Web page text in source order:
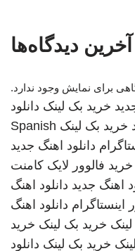
آخرین دیدگاه‌ها
برای نمایش وجود ندارد.
خرید بک لینک دانلود
خرید بک لینک Spanish
دانلود اهنگ جدید
خرید فالوور لایک کامنت
اهنگ جدید دانلود اهنگ
اینستاگرام دانلود اهنگ
خرید بک لینک خرید
خرید بک لینک دانلود